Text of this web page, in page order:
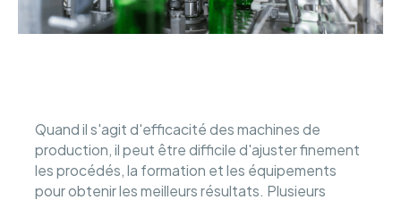
Quand il s'agit d'efficacité des machines de
production, il peut être difficile d'ajuster finement
les procédés, la formation et les équipements
pour obtenir les meilleurs résultats. Plusieurs